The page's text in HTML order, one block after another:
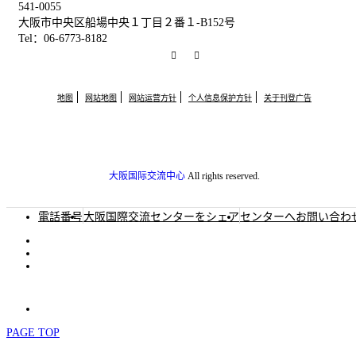
541-0055
大阪市中央区船場中央１丁目２番１-B152号
Tel：06-6773-8182
Facebook
地图 网站地图 网站运营方针 个人信息保护方针 关于刊登广告
大阪国际交流中心 All rights reserved.
電話番号大阪国際交流センターをシェア センターへお問い合わ
PAGE TOP